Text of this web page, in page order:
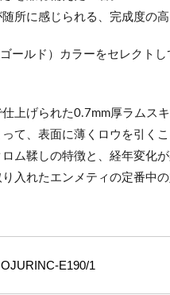
所に感じられる、完成度の高
ールド）カラーをセレクトし
上げられた0.7mm厚ラムス
て、表面に薄くロウを引く
ム鞣しの特徴と、経年変化
入れたエンメティの定番中の
E190/1